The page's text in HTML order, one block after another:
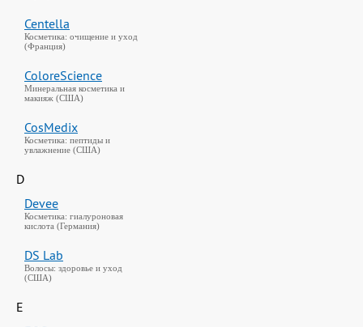
Centella
Косметика: очищение и уход
(Франция)
ColoreScience
Минеральная косметика и
макияж (США)
CosMedix
Косметика: пептиды и
увлажнение (США)
D
Devee
Косметика: гиалуроновая
кислота (Германия)
DS Lab
Волосы: здоровье и уход
(США)
E